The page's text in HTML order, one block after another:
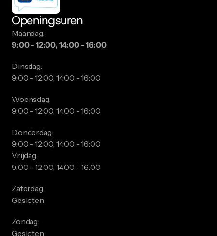
Openingsuren
Maandag:
9:00 - 12:00, 14:00 - 16:00
Dinsdag:
9:00 - 12:00, 14:00 - 16:00
Woensdag:
9:00 - 12:00, 14:00 - 16:00
Donderdag:
9:00 - 12:00, 14:00 - 16:00
Vrijdag:
9:00 - 12:00, 14:00 - 16:00
Zaterdag:
Gesloten
Zondag:
Gesloten